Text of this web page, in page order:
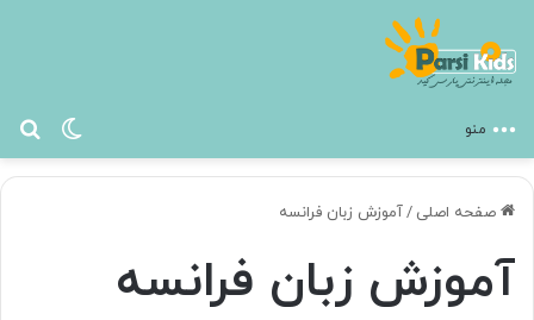
منو
صفحه اصلی /آموزش زبان فرانسه
آموزش زبان فرانسه